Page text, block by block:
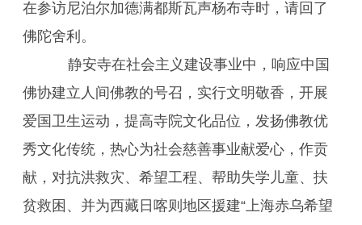
在参访尼泊尔加德满都斯瓦声杨布寺时，请回了
佛陀舍利。
静安寺在社会主义建设事业中，响应中国
佛协建立人间佛教的号召，实行文明敬香，开展
爱国卫生运动，提高寺院文化品位，发扬佛教优
秀文化传统，热心为社会慈善事业献爱心，作贡
献，对抗洪救灾、希望工程、帮助失学儿童、扶
贫救困、并为西藏日喀则地区援建“上海赤乌希望